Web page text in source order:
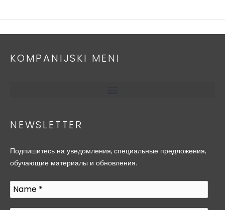
KOMPANIJSKI MENI
NEWSLETTER
Подпишитесь на уведомления, специальные предложения,
обучающие материалы и обновления.